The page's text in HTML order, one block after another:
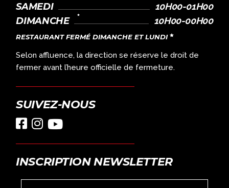
SAMEDI 10H00-01H00
DIMANCHE 10H00-00H00
RESTAURANT FERMÉ DIMANCHE ET LUNDI
Selon affluence, la direction se réserve le droit de
fermer avant l’heure officielle de fermeture.
SUIVEZ-NOUS
INSCRIPTION NEWSLETTER